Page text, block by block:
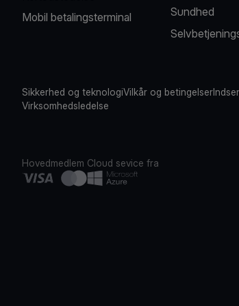
Mobil betalingsterminal
Sundhed
Sikkerhed og teknologiVilkår og betingelser
Virksomhedsledelse
Hovedmedlem Cloud sevice fra